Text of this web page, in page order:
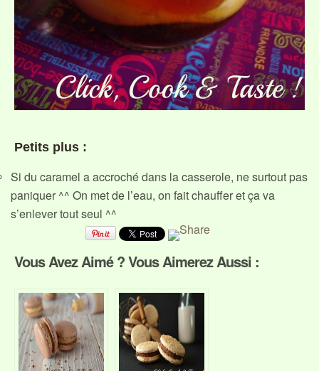
Petits plus :
Si du caramel a accroché dans la casserole, ne surtout pas
paniquer ^^ On met de l’eau, on fait chauffer et ça va
s’enlever tout seul ^^
Vous Avez Aimé ? Vous Aimerez Aussi :